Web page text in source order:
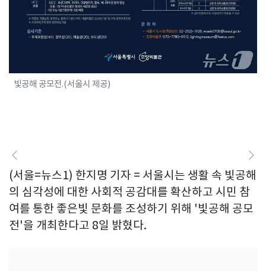
빛공해 공모전.(서울시 제공)
(서울=뉴스1) 한지명 기자 = 서울시는 생활 속 빛공해
의 심각성에 대한 사회적 공감대를 확산하고 시민 참
여를 통한 좋은빛 문화를 조성하기 위해 '빛공해 공모
전'을 개최한다고 8일 밝혔다.